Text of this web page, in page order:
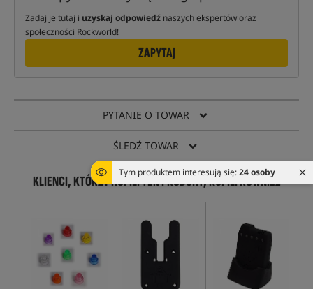
Tym produktem interesują się:24 osoby
Zadaj je tutaj i uzyskaj odpowiedź naszych ekspertów oraz
społeczności Rockworld!
ZAPYTAJ
PYTANIE O TOWAR
ŚLEDŹ TOWAR
KLIENCI, KTÓRZY KUPILI TEN PRODUKT, KUPILI RÓWNIEŻ